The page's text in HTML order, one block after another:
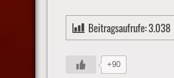
Beitragsaufrufe:3.038
+90